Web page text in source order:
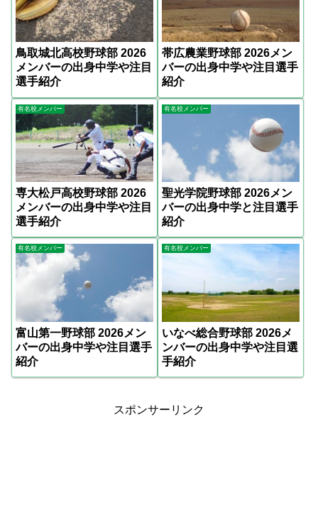
鳥取城北高校野球部 2026
メンバーの出身中学や注目
選手紹介
帯広農業野球部 2026メン
バーの出身中学や注目選手
紹介
有名校メンバー
専大松戸高校野球部 2026
メンバーの出身中学や注目
選手紹介
有名校メンバー
聖光学院野球部 2026メン
バーの出身中学と注目選手
紹介
有名校メンバー
富山第一野球部 2026メン
バーの出身中学や注目選手
紹介
有名校メンバー
いなべ総合野球部 2026メ
ンバーの出身中学や注目選
手紹介
スポンサーリンク